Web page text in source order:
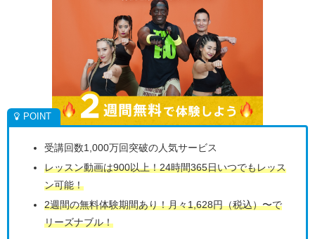
受講回数1,000万回突破の人気サービス
レッスン動画は900以上！24時間365日いつでもレッス
ン可能！
2週間の無料体験期間あり！月々1,628円（税込）〜で
リーズナブル！